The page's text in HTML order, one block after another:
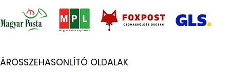
ÁRÖSSZEHASONLÍTÓ OLDALAK